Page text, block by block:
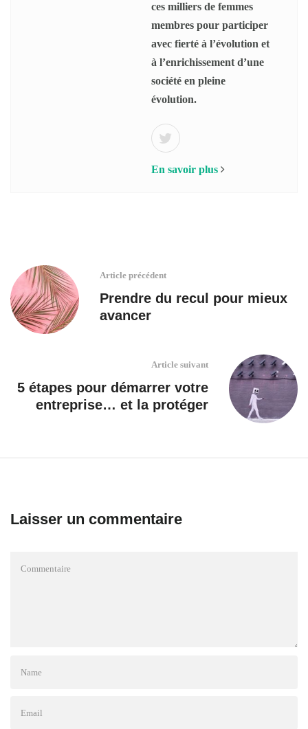
ces milliers de femmes
membres pour participer
avec fierté à l’évolution et
à l’enrichissement d’une
société en pleine
évolution.
En savoir plus
Article précédent
Prendre du recul pour mieux
avancer
Article suivant
5 étapes pour démarrer votre
entreprise… et la protéger
Laisser un commentaire